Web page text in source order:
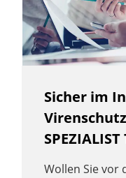
Sicher im
Wollen Sie vor